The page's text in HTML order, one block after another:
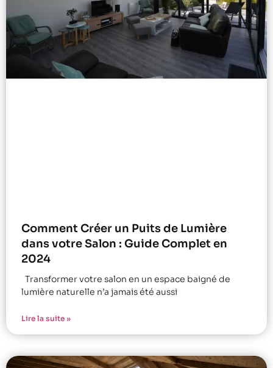
Comment Créer un Puits de Lumière
dans votre Salon : Guide Complet en
2024
Transformer votre salon en un espace baigné de
lumière naturelle n’a jamais été aussi
Lire la suite »